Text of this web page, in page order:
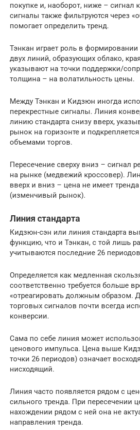
покупке и, наоборот, ниже – сигнал
сигналы также фильтруются через
помогает определить тренд.
Тэнкан играет роль в
двух линий, образующих облако,
указывают на точки поддержки/
толщина – на волатильность цены.
Между Тэнкан и Кидзюн иногда
перекрестные сигналы. Линия
линию стандарта снизу вверх,
рынок на горизонте и
объемами торгов.
Пересечение сверху вниз – сигнал
на рынке (медвежий кроссовер).
вверх и вниз – цена не имеет
(изменчивый рынок).
Линия стандарта
Кидзюн-сэн или линия стандарта
функцию, что и Тэнкан, с той лишь
учитываются последние 26
Определяется как медленная
соответственно требуется больше
«отреагировать должным образом.
торговых сигналов почти всегда
конверсии.
Сама по себе линия может
ценового импульса. Цена выше
точки 26 периодов) означает
нисходящий.
Линия часто появляется рядом с
сильного тренда. При пересечении
нахождении рядом с ней она не
направления тренда.